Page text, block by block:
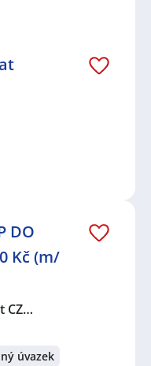
DO
Kč (m/
CZ…
úvazek